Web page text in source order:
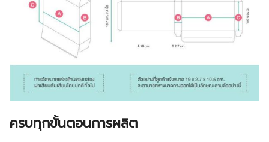
ครบทุกขั้นตอนการผลิต